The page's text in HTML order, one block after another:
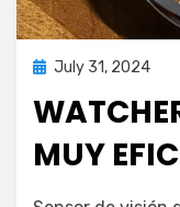
Posted
July 31, 2024
MUY